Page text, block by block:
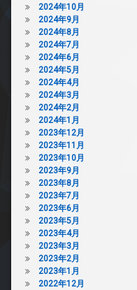
敷
地
内
ゴ
ミ
置
き
場
駐
輪
場
2024年10月
2024年9月
2024年8月
2024年7月
2024年6月
2024年5月
2024年4月
2024年3月
2024年2月
2024年1月
2023年12月
2023年11月
2023年10月
2023年9月
2023年8月
2023年7月
2023年6月
2023年5月
2023年4月
2023年3月
2023年2月
2023年1月
2022年12月